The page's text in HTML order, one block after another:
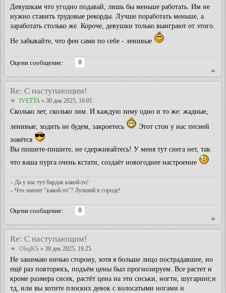
Девушкам что угодно подавай, лишь бы меньше работать. Им не
нужно ставить трудовые рекорды. Лучше поработать меньше, а
заработать столько же. Короче, девушки только выиграют от этого.
Не забывайте, что феи сами по себе - ленивые
Оцени сообщение:
0
Re: С наступающим!
IVETTA» 30 дек 2025, 16:01
Сколько лет, сколько зим. И каждую зиму одно и то же: жадные,
ленивые, ходить не будем, закроетесь
Этот стон у нас песней
зовётся
Вы пишите-пишите, не сдерживайтесь! У меня тут снега нет, так
что ваша пурга очень кстати, создаёт новогоднее настроение
– Да у вас тут бардак какой-то!
– Что значит "какой-то"? Лучший в городе!
Оцени сообщение:
0
Re: С наступающим!
OlegKS » 30 дек 2025, 16:25
Не занимаю ничью сторону, хотя я больше лицо пострадавшее, но
ещё раз повторюсь, подъём цены был прогнозируем. Все растет и
кроме размера сисек, растёт цена на эти сиськи, ногти, шугаринг,и
тд, или вы хотите плоских девок с волосатыми ногами и